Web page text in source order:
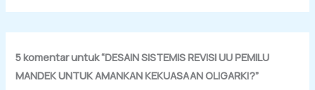
5 komentar untuk “DESAIN SISTEMIS REVISI UU PEMILU
MANDEK UNTUK AMANKAN KEKUASAAN OLIGARKI?”